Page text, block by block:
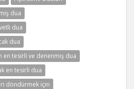
dua
dua
dua
en tesirli ve denenmiş dua
en tesirli dua
döndürmek için